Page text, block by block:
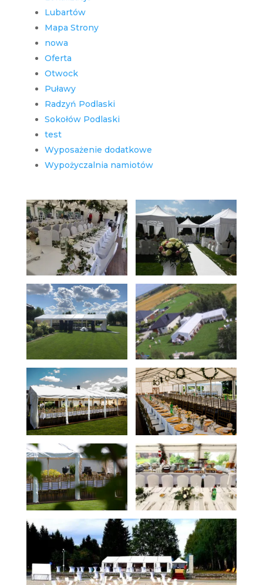
Lubartów
Mapa Strony
nowa
Oferta
Otwock
Puławy
Radzyń Podlaski
Sokołów Podlaski
test
Wyposażenie dodatkowe
Wypożyczalnia namiotów